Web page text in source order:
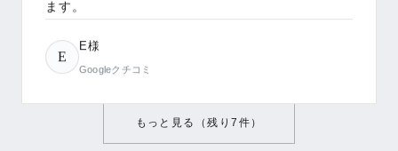
Googleクチコミ
もっと見る（残り7 件）